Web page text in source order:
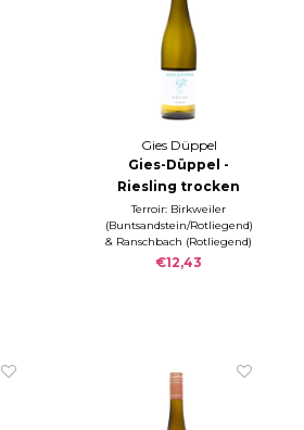
Gies Düppel
Gies-Düppel -
Riesling trocken
QUARZ 2024
Terroir: Birkweiler
(Buntsandstein/Rotliegend)
& Ranschbach (Rotliegend)
| RZ g/l; S g/l
€12,43